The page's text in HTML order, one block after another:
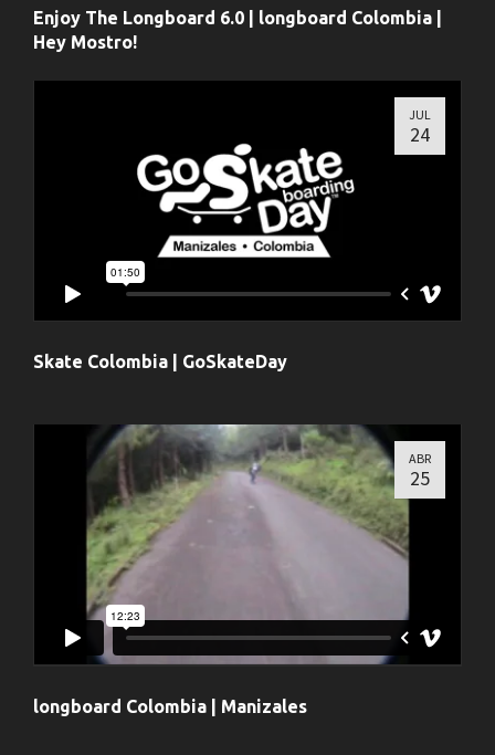
Enjoy The Longboard 6.0 | longboard Colombia |
Hey Mostro!
JUL
24
Skate Colombia | GoSkateDay
ABR
25
longboard Colombia | Manizales